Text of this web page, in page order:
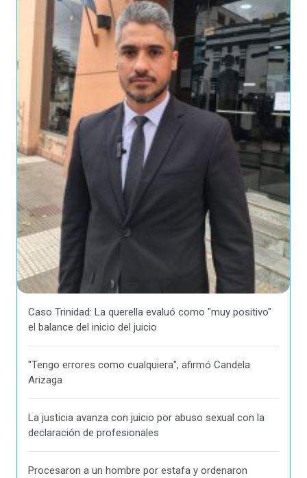
Caso Trinidad: La querella evaluó como "muy positivo"
el balance del inicio del juicio
"Tengo errores como cualquiera", afirmó Candela
Arizaga
La justicia avanza con juicio por abuso sexual con la
declaración de profesionales
Procesaron a un hombre por estafa y ordenaron